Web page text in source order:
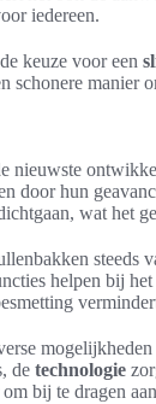
iedereen.
keuze voor een
schonere manier
nieuwste
door hun
wat het
steeds
helpen bij
de technologie
bij te dragen